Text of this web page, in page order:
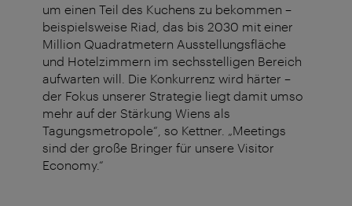
um einen Teil des Kuchens zu bekommen –
beispielsweise Riad, das bis 2030 mit einer
Million Quadratmetern Ausstellungsfläche
und Hotelzimmern im sechsstelligen Bereich
aufwarten will. Die Konkurrenz wird härter –
der Fokus unserer Strategie liegt damit umso
mehr auf der Stärkung Wiens als
Tagungsmetropole“, so Kettner. „Meetings
sind der große Bringer für unsere Visitor
Economy.“